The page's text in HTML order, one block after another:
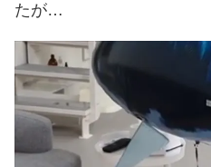
たが…